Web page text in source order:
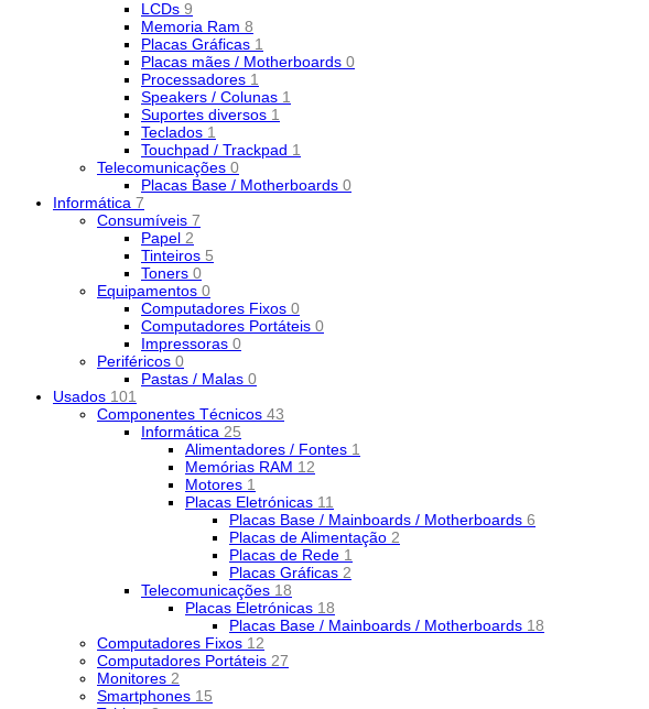
LCDs 9
Memoria Ram 8
Placas Gráficas 1
Placas mães / Motherboards 0
Processadores 1
Speakers / Colunas 1
Suportes diversos 1
Teclados 1
Touchpad / Trackpad 1
Telecomunicações 0
Placas Base / Motherboards 0
Informática 7
Consumíveis 7
Papel 2
Tinteiros 5
Toners 0
Equipamentos 0
Computadores Fixos 0
Computadores Portáteis 0
Impressoras 0
Periféricos 0
Pastas / Malas 0
Usados 101
Componentes Técnicos 43
Informática 25
Alimentadores / Fontes 1
Memórias RAM 12
Motores 1
Placas Eletrónicas 11
Placas Base / Mainboards / Motherboards 6
Placas de Alimentação 2
Placas de Rede 1
Placas Gráficas 2
Telecomunicações 18
Placas Eletrónicas 18
Placas Base / Mainboards / Motherboards 18
Computadores Fixos 12
Computadores Portáteis 27
Monitores 2
Smartphones 15